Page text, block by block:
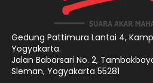
Gedung Pattimura Lantai 4,
Yogyakarta.
Jalan Babarsari No. 2,
Sleman, Yogyakarta 55281